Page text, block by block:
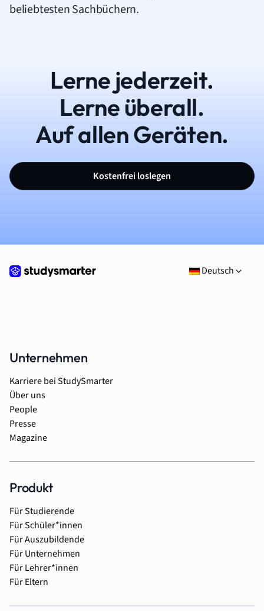
beliebtesten Sachbüchern.
Lerne jederzeit.
Lerne überall.
Auf allen Geräten.
Kostenfrei loslegen
Deutsch
Unternehmen
Karriere bei StudySmarter
Über uns
People
Presse
Magazine
Produkt
Für Studierende
Für Schüler*innen
Für Auszubildende
Für Unternehmen
Für Lehrer*innen
Für Eltern